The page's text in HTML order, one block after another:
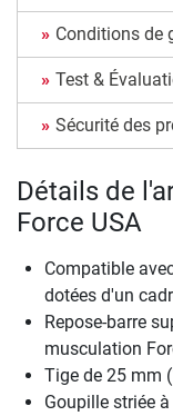
Conditions de
Test &
Sécurité des
Détails de
Force USA
Compatible
dotées d'un
Repose-barre
musculation
Tige de 25 mm
Goupille striée